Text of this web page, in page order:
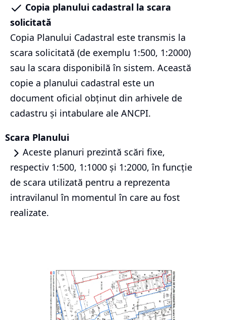
Copia planului cadastral la scara
solicitată
Copia Planului Cadastral este transmis la
scara solicitată (de exemplu 1:500, 1:2000)
sau la scara disponibilă în sistem. Această
copie a planului cadastral este un
document oficial obținut din arhivele de
cadastru și intabulare ale ANCPI.
Scara Planului
Aceste planuri prezintă scări fixe,
respectiv 1:500, 1:1000 și 1:2000, în funcție
de scara utilizată pentru a reprezenta
intravilanul în momentul în care au fost
realizate.